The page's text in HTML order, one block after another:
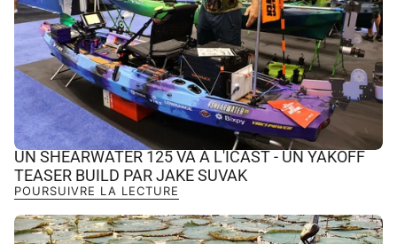
UN SHEARWATER 125 VA À L'ICAST - UN YAKOFF
TEASER BUILD PAR JAKE SUVAK
POURSUIVRE LA LECTURE